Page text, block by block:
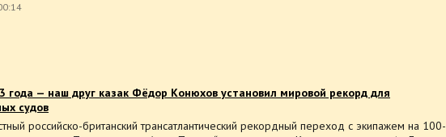
года — наш друг казак Фёдор Конюхов установил мировой рекорд для
судов
российско-британский трансатлантический рекордный переход с экипажем на 100-